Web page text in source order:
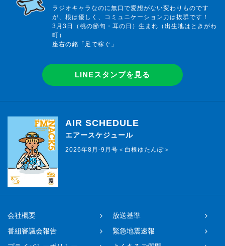
ラジオキャラなのに無口で愛想がない変わりものです
が、根は優しく、コミュニケーション力は抜群です！
3月3日（桃の節句・耳の日）生まれ（出生地はときがわ
町）
座右の銘「足で稼ぐ」
LINEスタンプを見る
AIR SCHEDULE
エアースケジュール
2026年8月-9月号＜白根ゆたんぽ＞
会社概要
放送基準
番組審議会報告
緊急地震速報